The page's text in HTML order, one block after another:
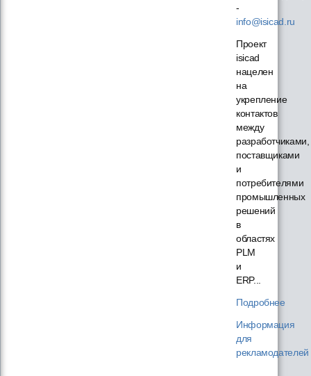
-
info@isicad.ru
Проект
isicad
нацелен
на
укрепление
контактов
между
разработчиками,
поставщиками
и
потребителями
промышленных
решений
в
областях
PLM
и
ERP...
Подробнее
Информация
для
рекламодателей